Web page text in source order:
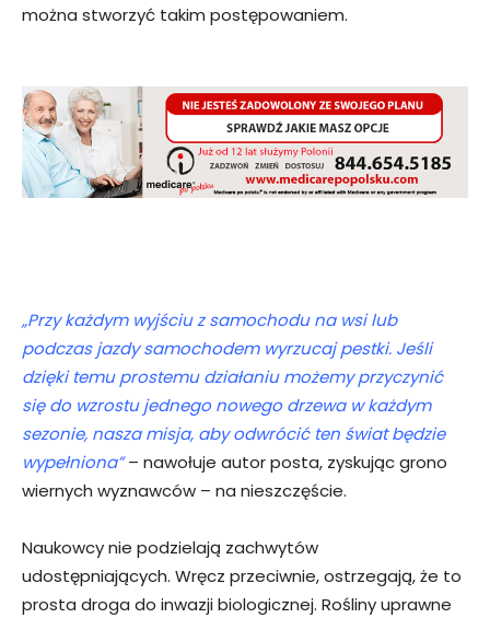
można stworzyć takim postępowaniem.
„Przy każdym wyjściu z samochodu na wsi lub
podczas jazdy samochodem wyrzucaj pestki. Jeśli
dzięki temu prostemu działaniu możemy przyczynić
się do wzrostu jednego nowego drzewa w każdym
sezonie, nasza misja, aby odwrócić ten świat będzie
wypełniona”– nawołuje autor posta, zyskując grono
wiernych wyznawców – na nieszczęście.
Naukowcy nie podzielają zachwytów
udostępniających. Wręcz przeciwnie, ostrzegają, że to
prosta droga do inwazji biologicznej. Rośliny uprawne